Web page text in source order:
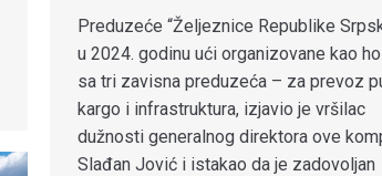
Preduzeće “Željeznice Republike
u 2024. godinu ući organizovane kao
sa tri zavisna preduzeća – za prevoz
kargo i infrastruktura, izjavio je vršilac
dužnosti generalnog direktora ove
Slađan Jović i istakao da je zadovoljan